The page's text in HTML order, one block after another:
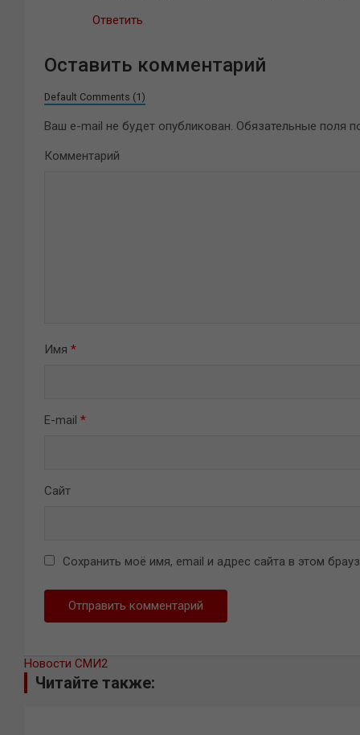
Ответить
Оставить комментарий
Default Comments (1)
Ваш e-mail не будет опубликован. Обязательные поля
Комментарий
Имя *
E-mail *
Сайт
Сохранить моё имя, email и адрес сайта в этом
Новости СМИ2
Читайте также: